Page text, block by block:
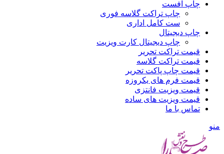
چاپ افست
چاپ تراکت گلاسه فوری
ست کامل اداری
چاپ دیجیتال
چاپ دیجیتال کارت ویزیت
قیمت تراکت تحریر
قیمت تراکت گلاسه
قیمت چاپ پاکت تحریر
قیمت فرم های یکروزه
قیمت ویزیت فانتزی
قیمت ویزیت های ساده
تماس با ما
منو